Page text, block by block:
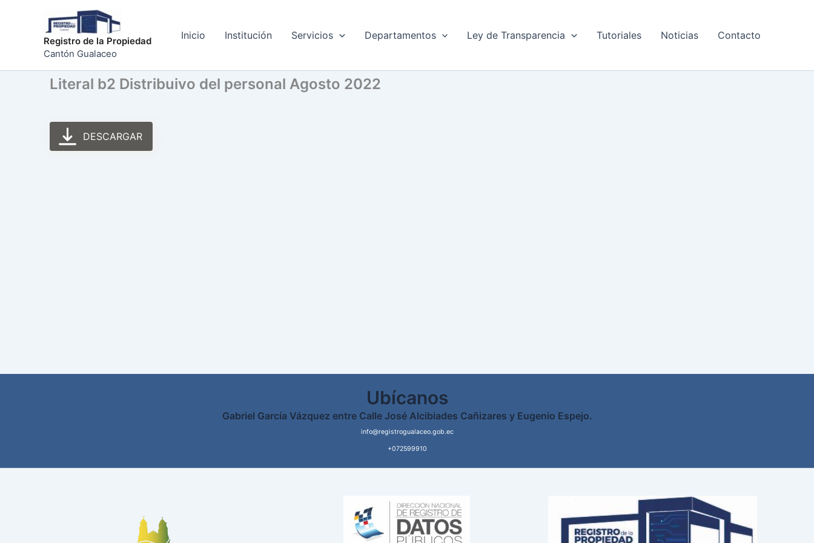
contenidoRegistro de la Propiedad
Cantón Gualaceo
Inicio Institución Servicios Departamentos Ley de Transparencia Tutoriales Noticias Contacto
Literal b2 Distribuivo del personal Agosto 2022
DESCARGAR
Ubícanos
Gabriel García Vázquez entre Calle José Alcibiades Cañizares y Eugenio Espejo.
info@registrogualaceo.gob.ec
+072599910